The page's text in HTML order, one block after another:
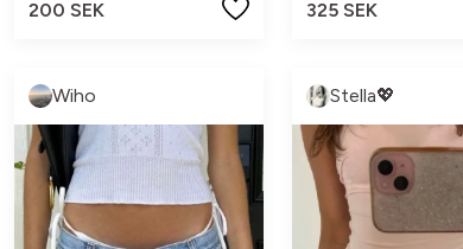
200 SEK
325 SEK
Wiho Stella💖